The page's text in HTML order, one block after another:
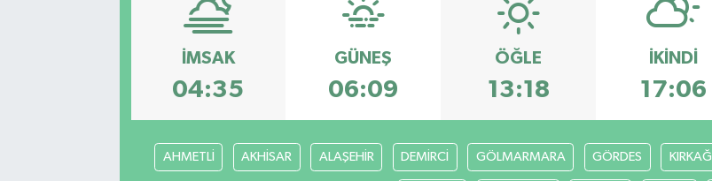
İMSAK
04:35
GÜNEŞ
06:09
ÖĞLE
13:18
İKINDI
17:06
AHMETLİ AKHİSAR ALAŞEHİR DEMİRCİ GÖLMARMARA GÖRDES